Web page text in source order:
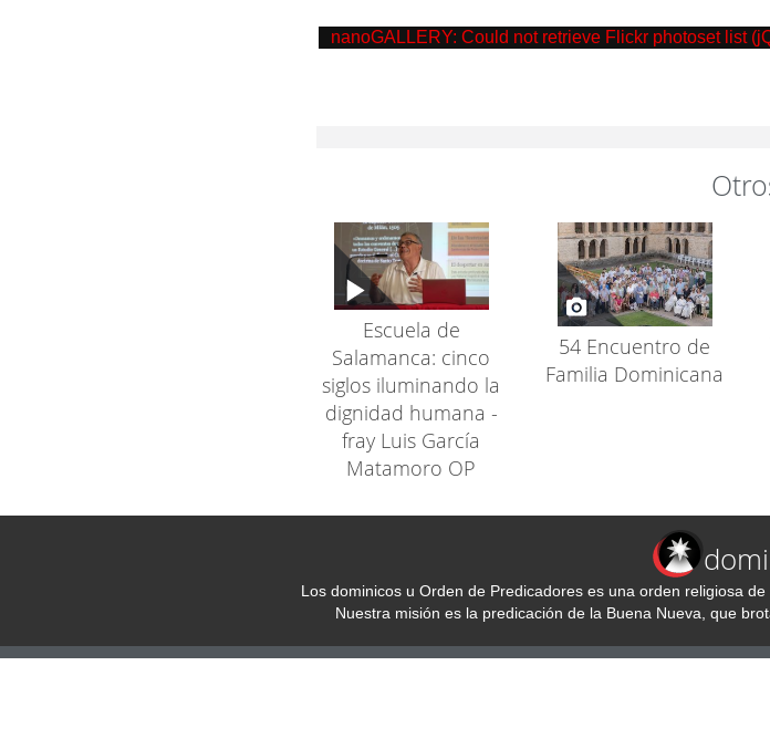
nanoGALLERY: Could not retrieve Flickr photoset list
Escuela de
Salamanca: cinco
siglos iluminando la
dignidad humana -
fray Luis García
Matamoro OP
54 Encuentro de
Familia Dominicana
Los dominicos u Orden de Predicadores es una orden religiosa
Nuestra misión es la predicación de la Buena Nueva, que